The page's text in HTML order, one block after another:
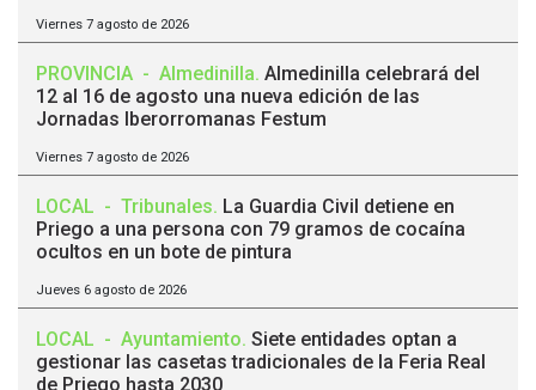
Viernes 7 agosto de 2026
PROVINCIA - Almedinilla. Almedinilla celebrará del
12 al 16 de agosto una nueva edición de las
Jornadas Iberorromanas Festum
Viernes 7 agosto de 2026
LOCAL - Tribunales. La Guardia Civil detiene en
Priego a una persona con 79 gramos de cocaína
ocultos en un bote de pintura
Jueves 6 agosto de 2026
LOCAL - Ayuntamiento. Siete entidades optan a
gestionar las casetas tradicionales de la Feria Real
de Priego hasta 2030